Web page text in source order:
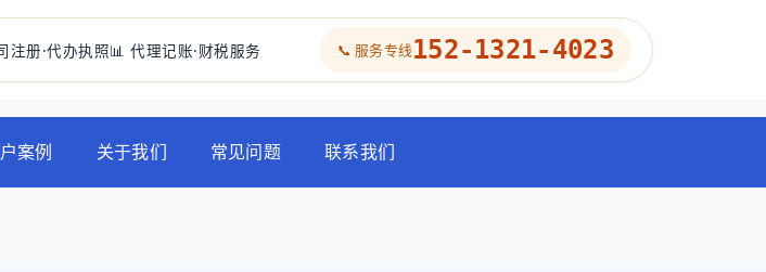
注册·代办执照📊 代理记账·财税服务 📞 服务专线152-1321-4023
案例 关于我们 常见问题 联系我们